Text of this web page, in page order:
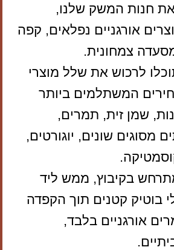
חנות המשק שלנו,
אורגניים נפלאים, קפה
צמחונית.
לרכוש את שלל מוצרי
המשתלמים ביותר
שמן זית, תמרים,
מסוגים שונים, יוגורטים,
בקיבוץ, ממש ליד
בוטיק קטנים תוך הקפדה
אורגניים בלבד,